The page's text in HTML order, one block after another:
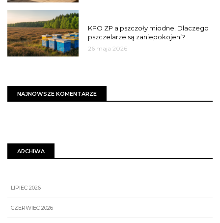
KPO ZP a pszczoły miodne. Dlaczego
pszczelarze są zaniepokojeni?
26 maja 2026
NAJNOWSZE KOMENTARZE
ARCHIWA
LIPIEC 2026
CZERWIEC 2026